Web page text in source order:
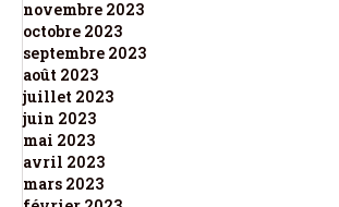
novembre 2023
octobre 2023
septembre 2023
août 2023
juillet 2023
juin 2023
mai 2023
avril 2023
mars 2023